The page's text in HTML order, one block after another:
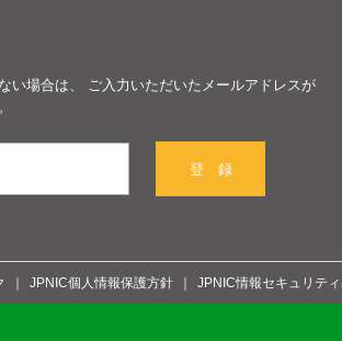
い場合は、 ご入力いただいたメールアドレスが
登 録
JPNIC個人情報保護方針 JPNIC情報セキュリテ